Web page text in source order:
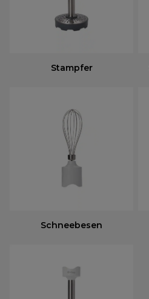
Stampfer
Schneebesen